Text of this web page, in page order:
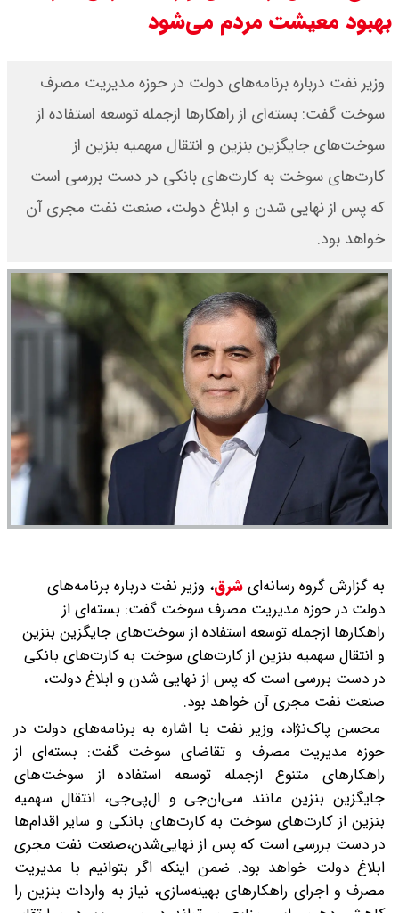
قیمت بیت کوین ،تتر و اتریوم امروز
دوشنبه ۱۹ مرداد ۱۴۰۵ / قیمت تتر چند
؟ + جدول
مرداد ۱۴۰۵ / قیمت دلار چند؟ + جدول
مرداد ۱۴۰۵ / سکه پارسیان ۱۰۰ سوتی
چند ؟ + جدول
بهبود معیشت مردم می‌شود
وزیر نفت درباره برنامه‌های دولت در حوزه مدیریت مصرف
سوخت گفت: بسته‌ای از راهکارها ازجمله توسعه استفاده از
سوخت‌های جایگزین بنزین و انتقال سهمیه بنزین از
کارت‌های سوخت به کارت‌های بانکی در دست بررسی است
که پس از نهایی‌ شدن و ابلاغ دولت، صنعت نفت مجری آن
خواهد بود.
به گزارش گروه رسانه‌ایشرق، وزیر نفت درباره برنامه‌های
دولت در حوزه مدیریت مصرف سوخت گفت: بسته‌ای از
راهکارها ازجمله توسعه استفاده از سوخت‌های جایگزین بنزین
و انتقال سهمیه بنزین از کارت‌های سوخت به کارت‌های بانکی
در دست بررسی است که پس از نهایی‌ شدن و ابلاغ دولت،
صنعت نفت مجری آن خواهد بود.
محسن پاک‌نژاد، وزیر نفت با اشاره به برنامه‌های دولت در
حوزه مدیریت مصرف و تقاضای سوخت گفت: بسته‌ای از
راهکارهای متنوع ازجمله توسعه استفاده از سوخت‌های
جایگزین بنزین مانند سی‌ان‌جی و ال‌پی‌جی، انتقال سهمیه
بنزین از کارت‌های سوخت به کارت‌های بانکی و سایر اقدام‌ها
در دست بررسی است که پس از نهایی‌شدن،صنعت نفت مجری
ابلاغ دولت خواهد بود. ضمن اینکه اگر بتوانیم با مدیریت
مصرف و اجرای راهکارهای بهینه‌سازی، نیاز به واردات بنزین را